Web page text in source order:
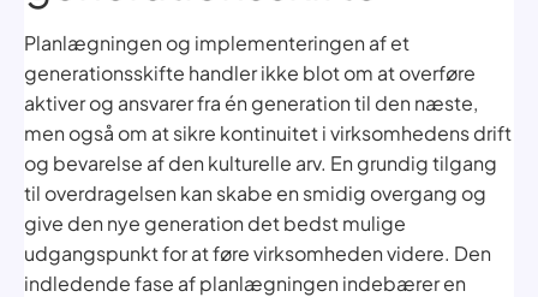
Planlægningen og implementeringen af et
generationsskifte handler ikke blot om at overføre
aktiver og ansvarer fra én generation til den næste,
men også om at sikre kontinuitet i virksomhedens drift
og bevarelse af den kulturelle arv. En grundig tilgang
til overdragelsen kan skabe en smidig overgang og
give den nye generation det bedst mulige
udgangspunkt for at føre virksomheden videre. Den
indledende fase af planlægningen indebærer en